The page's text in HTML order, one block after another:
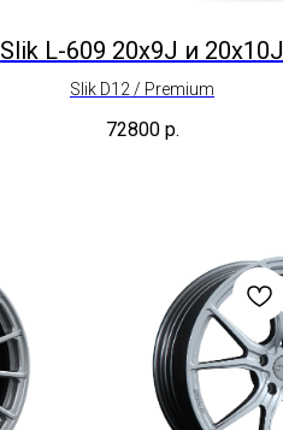
Slik L-609 20x9J и 20x10J
Slik D12 / Premium
72800 р.